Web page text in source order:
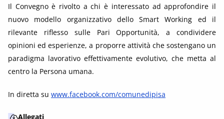
Il Convegno è rivolto a chi è interessato ad approfondire il
nuovo modello organizzativo dello Smart Working ed il
rilevante riflesso sulle Pari Opportunità, a condividere
opinioni ed esperienze, a proporre attività che sostengano un
paradigma lavorativo effettivamente evolutivo, che metta al
centro la Persona umana.
In diretta su www.facebook.com/comunedipisa
Allegati